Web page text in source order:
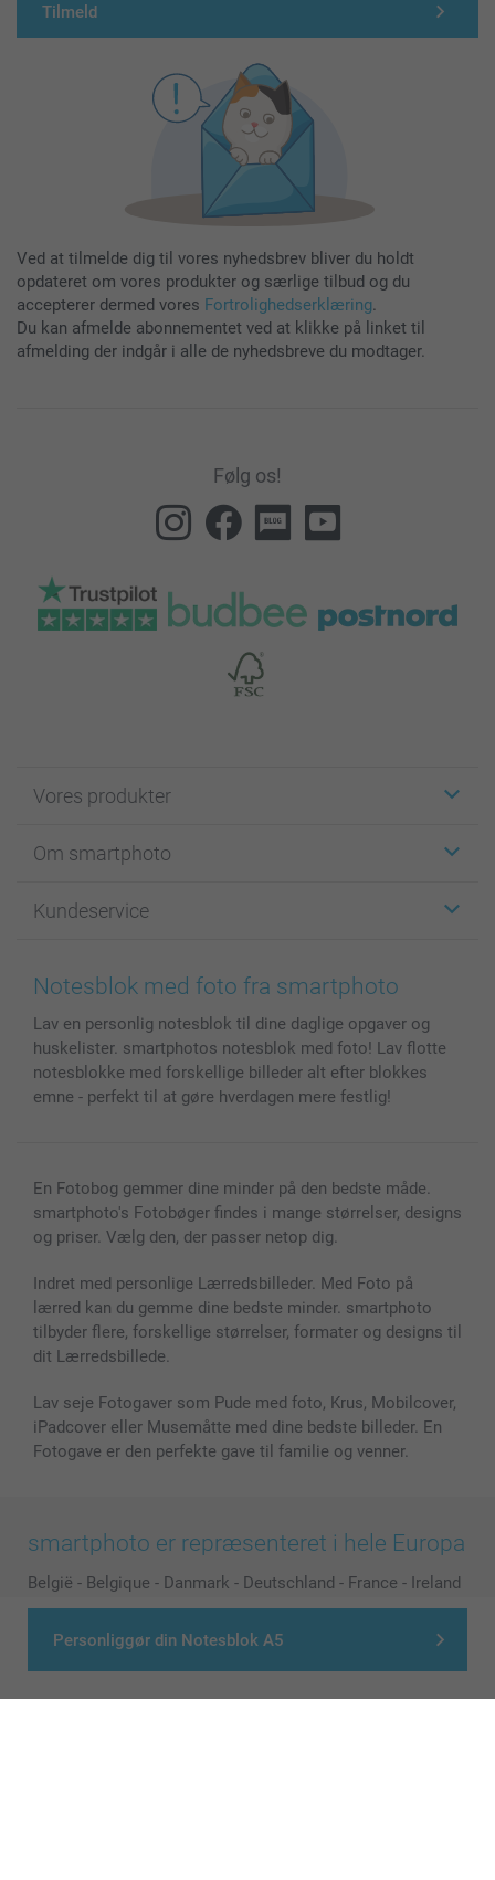
Personliggør din Notesblok A5
Tilmeld
Ved at tilmelde dig til vores nyhedsbrev bliver du holdt
opdateret om vores produkter og særlige tilbud og du
accepterer dermed vores Fortrolighedserklæring.
Du kan afmelde abonnementet ved at klikke på linket til
afmelding der indgår i alle de nyhedsbreve du modtager.
Følg os!
Vores produkter
Fotokort
Fotobøger
Billeder, Plakater & Fotohæfter
MyNameBook
Fotokalender & Kalenderbog
Fotorammer & Tilbehør
Om smartphoto
For affiliate
Cookie Policy
Betingelser og garantier
Investor Relations
Kundeservice
100% tilfredshedsgaranti
Priser & betaling
Status for ordrer
Notesblok med foto fra smartphoto
Lav en personlig notesblok til dine daglige opgaver og
huskelister. smartphotos notesblok med foto! Lav flotte
notesblokke med forskellige billeder alt efter blokkes
emne - perfekt til at gøre hverdagen mere festlig!
En Fotobog gemmer dine minder på den bedste måde.
smartphoto's Fotobøger findes i mange størrelser, designs
og priser. Vælg den, der passer netop dig.
Indret med personlige Lærredsbilleder. Med Foto på
lærred kan du gemme dine bedste minder. smartphoto
tilbyder flere, forskellige størrelser, formater og designs til
dit Lærredsbillede.
Lav seje Fotogaver som Pude med foto, Krus, Mobilcover,
iPadcover eller Musemåtte med dine bedste billeder. En
Fotogave er den perfekte gave til familie og venner.
smartphoto er repræsenteret i hele Europa
België - Belgique - Danmark - Deutschland - France - Ireland
- Nederland - Norge - Österreich - Schweiz - Suisse -
Switzerland - Suomi Sverige - United Kingdom